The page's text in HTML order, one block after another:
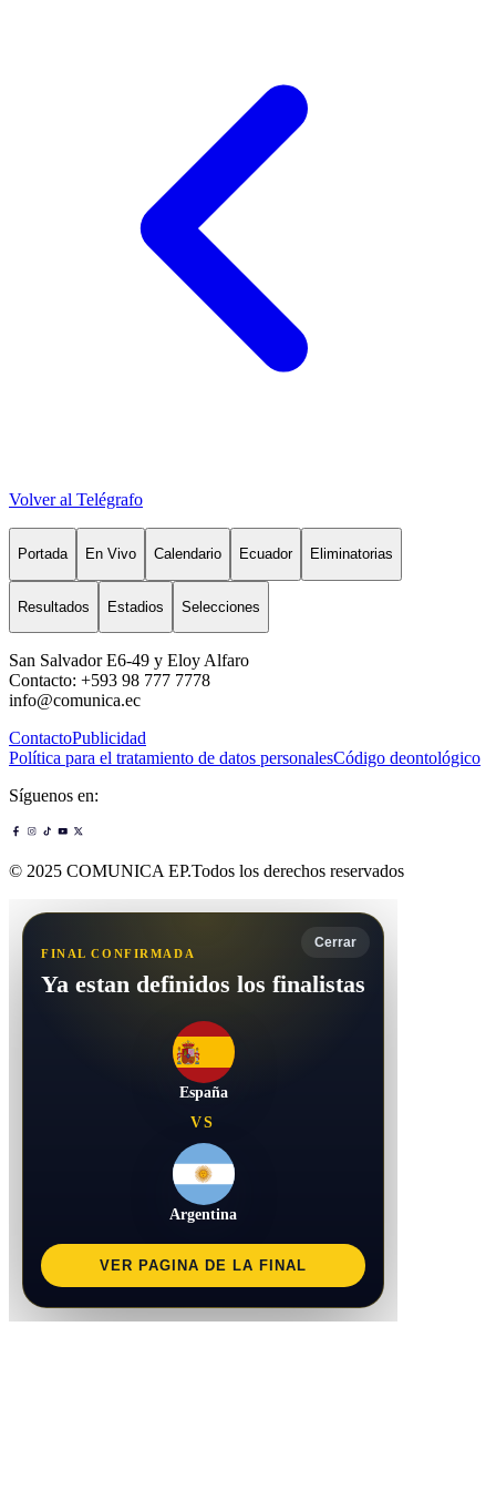
Volver al Telégrafo
Portada En Vivo Calendario Ecuador Eliminatorias
Resultados Estadios Selecciones
San Salvador E6-49 y Eloy Alfaro
Contacto: +593 98 777 7778
info@comunica.ec
ContactoPublicidad
Política para el tratamiento de datos personalesCódigo deontológico
Síguenos en:
© 2025 COMUNICA EP.Todos los derechos reservados
Cerrar
FINAL CONFIRMADA
Ya estan definidos los finalistas
España
VS
Argentina
VER PAGINA DE LA FINAL